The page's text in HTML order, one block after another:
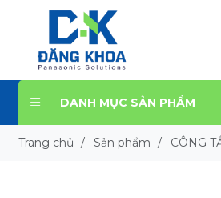
DANH MỤC SẢN PHẨM
Trang chủ / Sản phẩm / CÔNG